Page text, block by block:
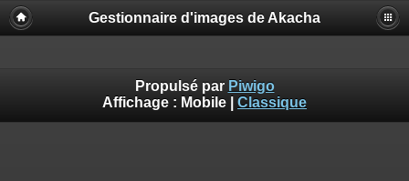
Gestionnaire d'images de Akacha
Propulsé par Piwigo
Affichage : Mobile Classique